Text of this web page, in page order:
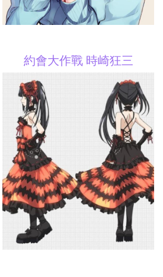
約會大作戰 時崎狂三